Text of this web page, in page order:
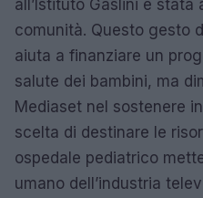
all’Istituto Gaslini è
comunità. Questo gesto
aiuta a finanziare un
salute dei bambini, ma
Mediaset nel sostenere
scelta di destinare le
ospedale pediatrico
umano dell’industria